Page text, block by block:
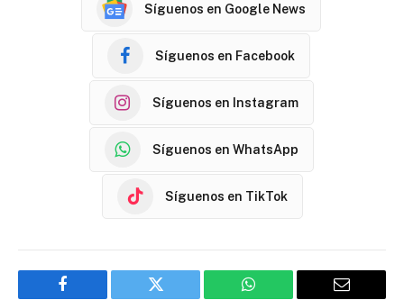
Síguenos en Google News
Síguenos en Facebook
Síguenos en Instagram
Síguenos en WhatsApp
Síguenos en TikTok